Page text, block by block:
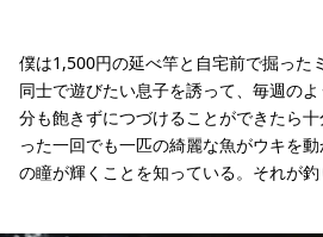
僕は1,500円の延べ竿と自宅前で掘った
同士で遊びたい息子を誘って、毎週の
分も飽きずにつづけることができたら
った一回でも一匹の綺麗な魚がウキを
の瞳が輝くことを知っている。それが釣